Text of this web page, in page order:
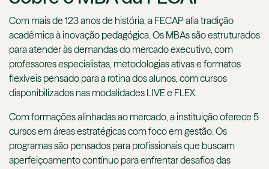
Com mais de 123 anos de história, a FECAP alia tradição
acadêmica à inovação pedagógica. Os MBAs são estruturados
para atender às demandas do mercado executivo, com
professores especialistas, metodologias ativas e formatos
flexíveis pensado para a rotina dos alunos, com cursos
disponibilizados nas modalidades LIVE e FLEX.
Com formações alinhadas ao mercado, a instituição oferece 5
cursos em áreas estratégicas com foco em gestão. Os
programas são pensados para profissionais que buscam
aperfeiçoamento contínuo para enfrentar desafios das